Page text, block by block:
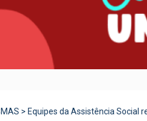
> Equipes da Assistência Social